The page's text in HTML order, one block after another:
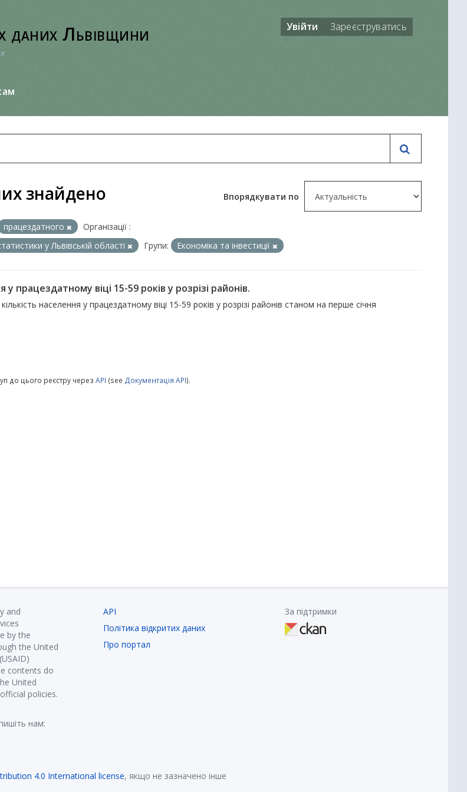
даних Львівщини Увійти Зареєструватись
Впорядкувати по
знайдено
працездатного
Організації :
у Львівській області
Групи: Економіка та інвестиції
у працездатному віці 15-59 років у розрізі районів.
населення у працездатному віці 15-59 років у розрізі районів станом на перше січня
до цього реєстру через API (see Документація API).
and
by the
the United
contents do
United
policies.
нам:
API
Політика відкритих даних
Про портал
За підтримки
4.0 International license, якщо не зазначено інше